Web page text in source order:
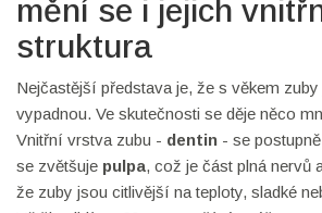
mění se i jejich
struktura
Nejčastější představa je, že s věkem
vypadnou. Ve skutečnosti se děje něco
Vnitřní vrstva zubu - dentin - se
se zvětšuje pulpa, což je část plná nervů
že zuby jsou citlivější na teploty, sladké